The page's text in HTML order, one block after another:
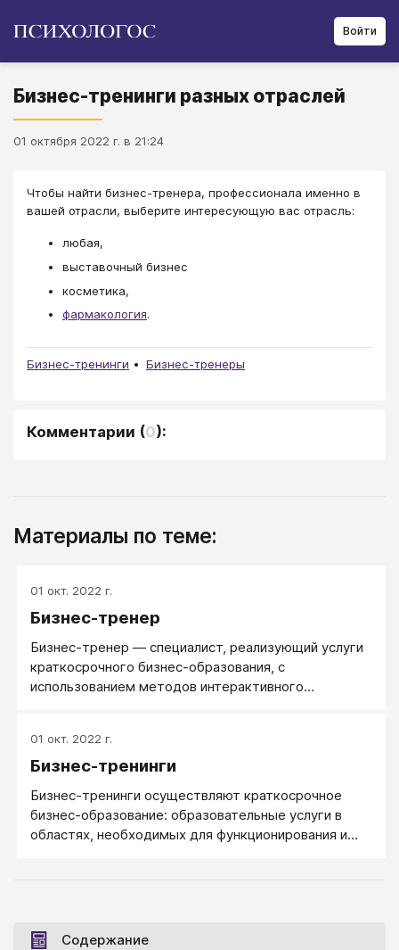
Войти
Бизнес-тренинги разных отраслей
01 октября 2022 г. в 21:24
Чтобы найти бизнес-тренера, профессионала именно в
вашей отрасли, выберите интересующую вас отрасль:
любая,
выставочный бизнес
косметика,
фармакология.
Бизнес-тренинги Бизнес-тренеры
Комментарии (0):
Материалы по теме:
01 окт. 2022 г.
Бизнес-тренер
Бизнес-тренер — специалист, реализующий услуги
краткосрочного бизнес-образования, с
использованием методов интерактивного
01 окт. 2022 г.
Бизнес-тренинги
Бизнес-тренинги осуществляют краткосрочное
бизнес-образование: образовательные услуги в
областях, необходимых для функционирования и
Содержание